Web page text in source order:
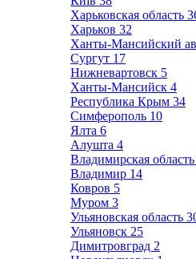
Харьковская область
Харьков 32
Ханты-Мансийский
Сургут 17
Нижневартовск 5
Ханты-Мансийск 4
Республика Крым 34
Симферополь 10
Ялта 6
Алушта 4
Владимирская область
Владимир 14
Ковров 5
Муром 3
Ульяновская область
Ульяновск 25
Димитровград 2